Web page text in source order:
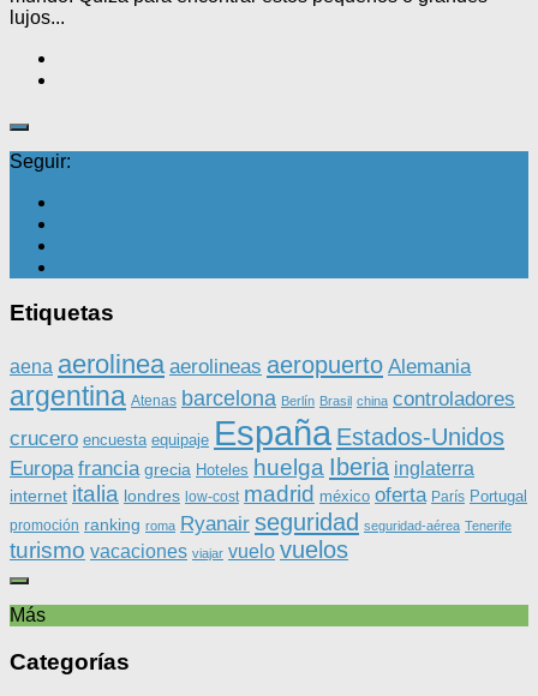
lujos...
Seguir:
Etiquetas
aena aerolinea aerolineas aeropuerto Alemania
argentina Atenas barcelona Berlín Brasil china controladores
crucero encuesta equipaje España Estados-Unidos
Europa francia grecia Hoteles huelga Iberia inglaterra
internet italia londres low-cost madrid méxico oferta París Portugal
promoción ranking roma Ryanair seguridad seguridad-aérea Tenerife
turismo vacaciones viajar vuelo vuelos
Más
Categorías